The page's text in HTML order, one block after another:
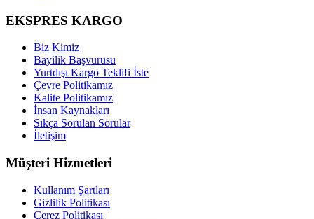
EKSPRES KARGO
Biz Kimiz
Bayilik Başvurusu
Yurtdışı Kargo Teklifi İste
Çevre Politikamız
Kalite Politikamız
İnsan Kaynakları
Sıkça Sorulan Sorular
İletişim
Müşteri Hizmetleri
Kullanım Şartları
Gizlilik Politikası
Çerez Politikası